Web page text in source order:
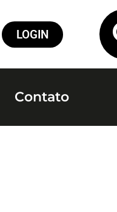
LOGIN
Contato